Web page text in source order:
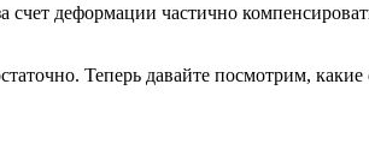
счет деформации частично
Теперь давайте посмотрим,